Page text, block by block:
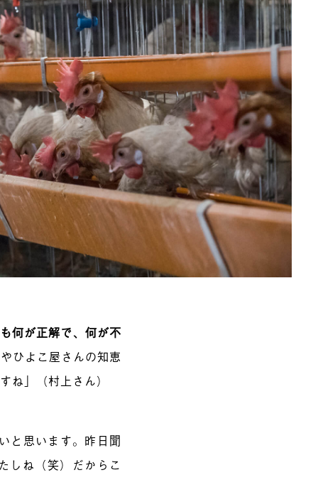
何が正解で、何が不
ひよこ屋さんの知恵
ね」（村上さん）
と思います。昨日聞
しね（笑）だからこ